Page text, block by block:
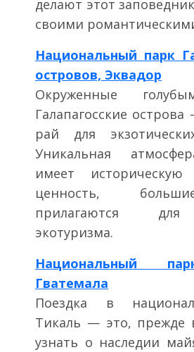
делают этот
своими
Национальный парк
островов, Эквадор
Окруженные
Галапагосские
рай для
Уникальная
имеет
ценность,
прилагаются
экотуризма.
Национальный
Гватемала
Поездка в
Тикаль — это, прежде
узнать о наследии